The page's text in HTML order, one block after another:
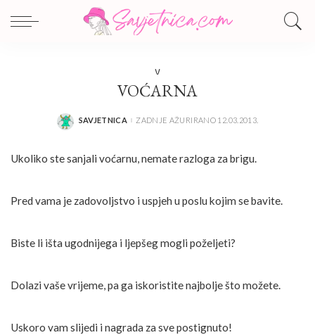
V
VOĆARNA
POSTED
SAVJETNICA ZADNJE AŽURIRANO 12.03.2013.
Ukoliko ste sanjali voćarnu, nemate razloga za brigu.
Pred vama je zadovoljstvo i uspjeh u poslu kojim se bavite.
Biste li išta ugodnijega i ljepšeg mogli poželjeti?
Dolazi vaše vrijeme, pa ga iskoristite najbolje što možete.
Uskoro vam slijedi i nagrada za sve postignuto!